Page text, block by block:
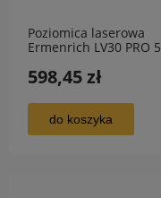
Poziomica laserowa
Ermenrich LV30 PRO 5
598,45 zł
do koszyka